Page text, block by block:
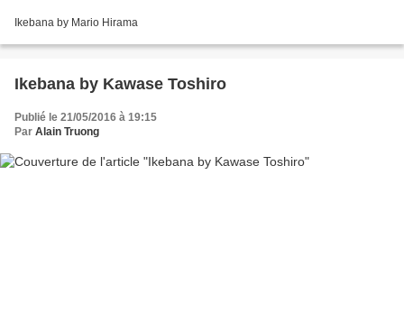
Ikebana by Mario Hirama
Ikebana by Kawase Toshiro
Publié le 21/05/2016 à 19:15
Par Alain Truong